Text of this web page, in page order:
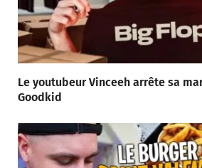
Le youtubeur Vinceeh arrête sa
Goodkid